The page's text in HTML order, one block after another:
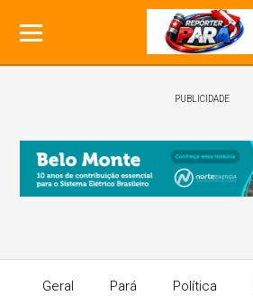
PUBLICIDADE
Geral Pará Política